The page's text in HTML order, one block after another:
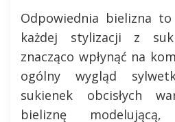
Odpowiednia bielizna
każdej stylizacji z
znacząco wpłynąć na
ogólny wygląd
sukienek obcisłych
bieliznę